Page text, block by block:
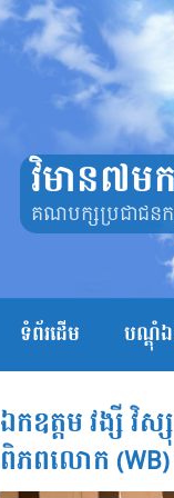
វិមាន៧មក
គណបក្សប្រជាជនក
ទំព័រដើម បណ្តុំ
ឯកឧត្តម វង្សី វិស្
ពិភពលោក